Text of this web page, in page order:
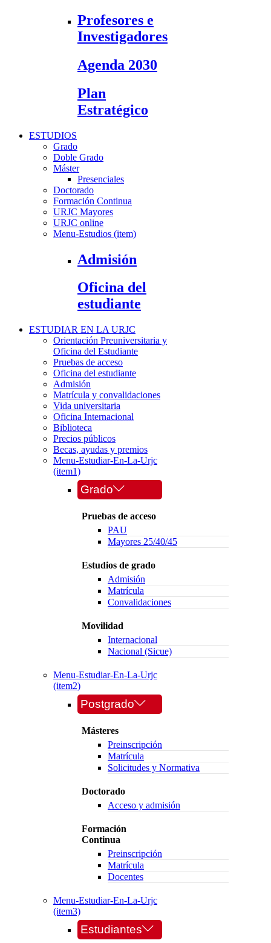
Profesores e
Investigadores
Agenda 2030
Plan
Estratégico
ESTUDIOS
Grado
Doble Grado
Máster
Presenciales
Doctorado
Formación Continua
URJC Mayores
URJC online
Menu-Estudios (item)
Admisión
Oficina del
estudiante
ESTUDIAR EN LA URJC
Orientación Preuniversitaria y
Oficina del Estudiante
Pruebas de acceso
Oficina del estudiante
Admisión
Matrícula y convalidaciones
Vida universitaria
Oficina Internacional
Biblioteca
Precios públicos
Becas, ayudas y premios
Menu-Estudiar-En-La-Urjc
(item1)
Grado
Pruebas de acceso
PAU
Mayores 25/40/45
Estudios de grado
Admisión
Matrícula
Convalidaciones
Movilidad
Internacional
Nacional (Sicue)
Menu-Estudiar-En-La-Urjc
(item2)
Postgrado
Másteres
Preinscripción
Matrícula
Solicitudes y Normativa
Doctorado
Acceso y admisión
Formación
Continua
Preinscripción
Matrícula
Docentes
Menu-Estudiar-En-La-Urjc
(item3)
Estudiantes